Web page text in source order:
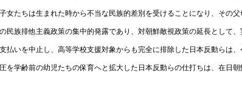
女たちは生まれた時から不当な民族的差別を受けることになり、その
民族排他主義政策の集中的発露であり、対朝鮮敵視政策の延長として
払いを中止し、高等学校支援対象からも完全に排除した日本反動らは
を学齢前の幼児たちの保育へと拡大した日本反動らの仕打ちは、在